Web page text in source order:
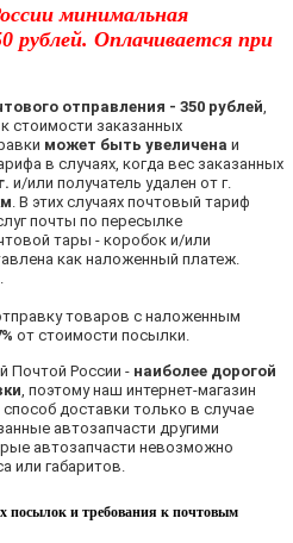
минимальная
рублей. Оплачивается при
отправления - 350 рублей
стоимости заказанных
может быть увеличена и
в случаях, когда вес заказанных
и/или получатель удален от г.
. В этих случаях почтовый тариф
почты по пересылке
тары - коробок и/или
как наложенный платеж.
товаров с наложенным
от стоимости посылки.
Почтой России - наиболее дорогой
, поэтому наш интернет-магазин
доставки только в случае
автозапчасти другими
автозапчасти невозможно
или габаритов.
посылок и требования к почтовым